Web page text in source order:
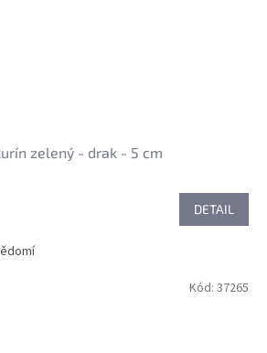
zelený - drak - 5 cm
DETAIL
Kód: 37265